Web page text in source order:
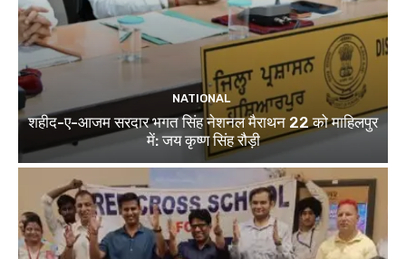
NATIONAL
शहीद-ए-आजम सरदार भगत सिंह नेशनल मैराथन 22 को माहिलपुर
में: जय कृष्ण सिंह रौड़ी